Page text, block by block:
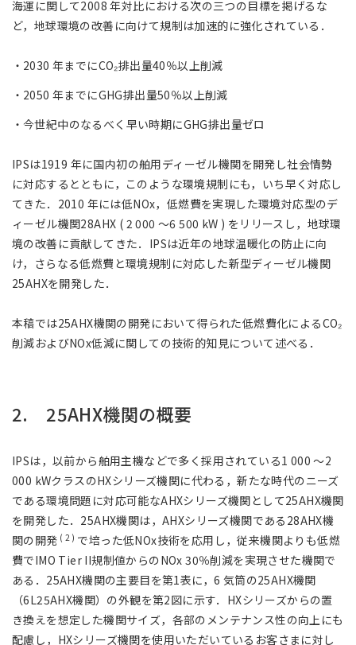
海運に関して2008 年対比における次の三つの目標を掲げるな
ど，地球環境の改善に向けて規制は加速的に強化されている．
2030 年までにCO₂排出量40％以上削減
2050 年までにGHG排出量50％以上削減
今世紀中のなるべく早い時期にGHG排出量ゼロ
IPSは1919 年に国内初の舶用ディーゼル機関を開発し社会情勢
に対応するとともに，このような環境規制にも，いち早く対応し
てきた．2010 年には低NOx，低燃費を実現した環境対応型のデ
ィーゼル機関28AHX ( 2 000 ～6 500 kW ) をリリースし，地球環
境の改善に貢献してきた．IPSは近年の地球温暖化の防止に向
け，さらなる低燃費と環境規制に対応した新型ディーゼル機関
25AHXを開発した．
本稿では25AHX機関の開発において得られた低燃費化によるCO₂
削減およびNOx低減に関しての技術的知見について述べる．
2. 25AHX機関の概要
IPSは，以前から舶用主機などで多く採用されている1 000 ～2
000 kWクラスのHXシリーズ機関に代わる，新たな時代のニーズ
である環境問題に対応可能なAHXシリーズ機関として25AHX機関
を開発した．25AHX機関は，AHXシリーズ機関である28AHX機
関の開発 ( 2 ) で培った低NOx技術を応用し，従来機関よりも低燃
費でIMO Tier II規制値からのNOx 30％削減を実現させた機関で
ある．25AHX機関の主要目を第1表に，6 気筒の25AHX機関
（6L25AHX機関）の外観を第2図に示す．HXシリーズからの置
き換えを想定した機関サイズ，各部のメンテナンス性の向上にも
配慮し，HXシリーズ機関を使用いただいているお客さまに対し